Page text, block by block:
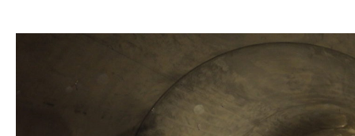
お取引先の皆様へ